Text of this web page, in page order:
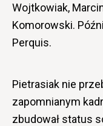
Wojtkowiak,
Komorowski.
Perquis.
Pietrasiak nie
zapomnianym
zbudował status